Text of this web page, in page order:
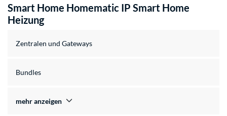
Smart Home Homematic IP Smart Home
Heizung
Zentralen und Gateways
Bundles
mehr anzeigen